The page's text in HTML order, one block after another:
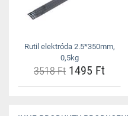
Rutil elektróda 2.5*350mm,
0,5kg
3518 Ft 1495 Ft